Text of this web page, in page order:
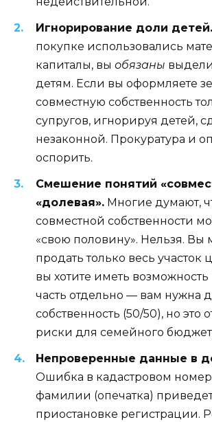
Игнорирование доли детей.
покупке использовались
капиталы, вы обязаны
детям. Если вы оформляете
совместную собственность
супругов, игнорируя детей,
незаконной. Прокуратура и
оспорить.
Смешение понятий
«долевая». Многие думают,
совместной собственности
«свою половину». Нельзя. Вы
продать только весь участок
вы хотите иметь
часть отдельно — вам нужна
собственность (50/50), но это
риски для семейного
Непроверенные данные в
Ошибка в кадастровом
фамилии (опечатка)
приостановке регистрации.